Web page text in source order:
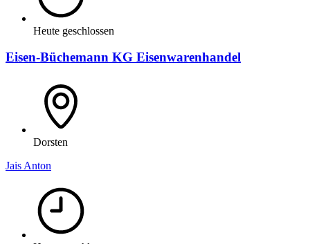
Heute geschlossen
Eisen-Büchemann KG Eisenwarenhandel
Dorsten
Jais Anton